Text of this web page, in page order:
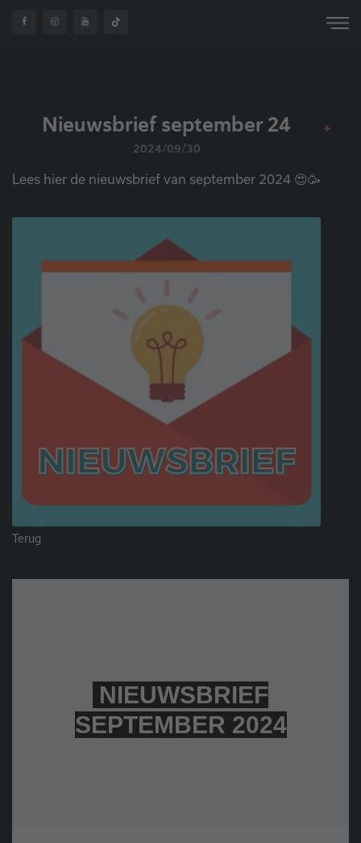
HOME OVER
Nieuwsbrief september 24
2024/09/30
Lees hier de nieuwsbrief van september 2024 😍🥳
Terug
NIEUWSBRIEF
SEPTEMBER 2024